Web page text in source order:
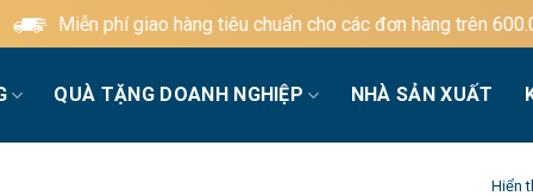
phí giao hàng tiêu chuẩn cho các đơn hàng trên 600.000đ
QUÀ TẶNG DOANH NGHIỆP NHÀ SẢN XUẤT
Hiển